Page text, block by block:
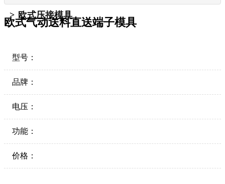
欧式压接模具
欧式气动送料直送端子模具
型号：
品牌：
电压：
功能：
价格：